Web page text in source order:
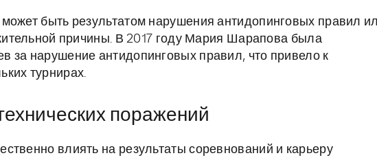
быть результатом нарушения антидопинговых правил
причины. В 2017 году Мария Шарапова была
за нарушение антидопинговых правил, что привело к
турнирах.
поражений
влиять на результаты соревнований и карьеру